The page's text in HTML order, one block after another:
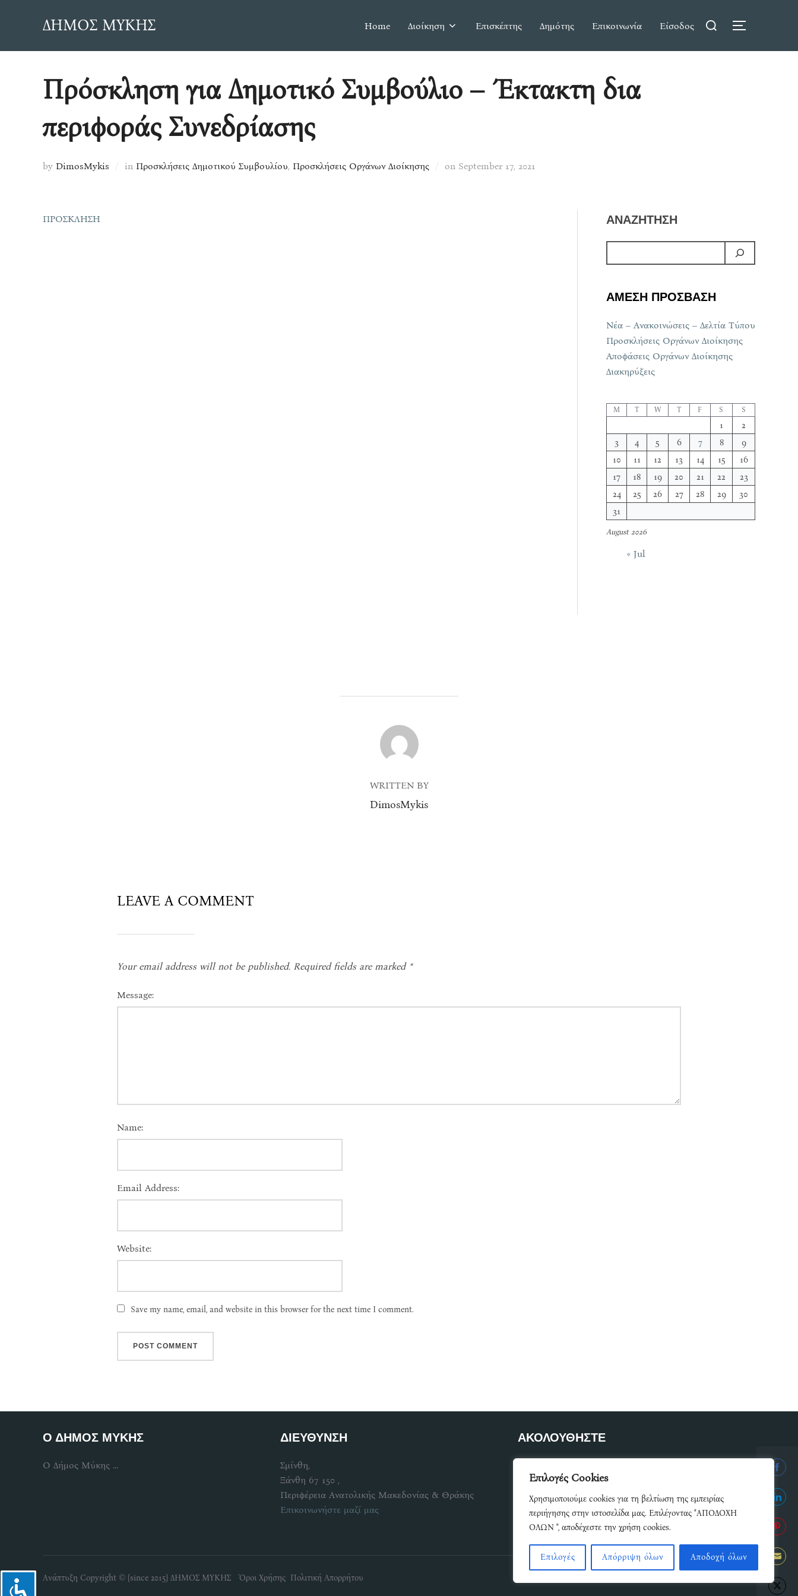
Επιλογές Cookies
Χρησιμοποιούμε cookies για τη βελτίωση της εμπειρίας
περιήγησης στην ιστοσελίδα μας. Επιλέγοντας "ΑΠΟΔΟΧΗ
ΟΛΩΝ ", αποδέχεστε την χρήση cookies.
Επιλογές Απόρριψη όλων Αποδοχή όλων
ΔΗΜΟΣ ΜΥΚΗΣ Home Διοίκηση Επισκέπτης Δημότης Επικοινωνία Είσοδος
Search
TOGGLE
Πρόσκληση για Δημοτικό Συμβούλιο – Έκτακτη δια
περιφοράς Συνεδρίασης
by DimosMykis in Προσκλήσεις Δημοτικού Συμβουλίου, Προσκλήσεις Οργάνων Διοίκησης on Posted
September 17, 2021
ΠΡΟΣΚΛΗΣΗ ΑΝΑΖΗΤΗΣΗ
ΑΜΕΣΗ ΠΡΟΣΒΑΣΗ
Νέα – Ανακοινώσεις – Δελτία Τύπου
Προσκλήσεις Οργάνων Διοίκησης
Αποφάσεις Οργάνων Διοίκησης
Διακηρύξεις
August 2026
M T W T F S S
1
2
3
4 5 6 7 8
9
10
11 12 13 14 15
16
17
18 19 20 21 22
23
24
25 26 27 28 29
30
31
« Jul
POST AUTHOR
WRITTEN BY
DimosMykis
LEAVE A COMMENT
Your email address will not be published. Required fields are marked *
Message:
Name:
Email Address:
Website:
Save my name, email, and website in this browser for the next time I comment.
Ο ΔΗΜΟΣ ΜΥΚΗΣ
Ο Δήμος Μύκης ...
ΔΙΕΥΘΥΝΣΗ
Σμίνθη,
Ξάνθη 67 150 ,
Περιφέρεια Ανατολικής Μακεδονίας & Θράκης
Επικοινωνήστε μαζί μας
ΑΚΟΛΟΥΘΗΣΤΕ
Ανάπτυξη Copyright © {since 2015} ΔΗΜΟΣ ΜΥΚΗΣ Όροι Χρήσης Πολιτική Απορρήτου
on
on
on
on